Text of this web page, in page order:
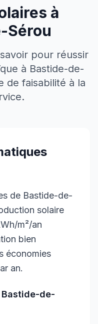
à
Sérou
pour réussir
à Bastide-de-
de faisabilité à la
de Bastide-de-
solaire
m²/an
bien
économies
an.
Bastide-de-